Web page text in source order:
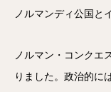
ノルマンディ公国と
ノルマン・コンクエ
りました。政治的に